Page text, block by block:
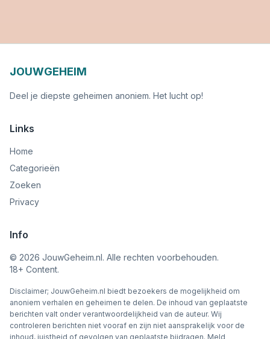
JOUWGEHEIM
Deel je diepste geheimen anoniem. Het lucht op!
Links
Home
Categorieën
Zoeken
Privacy
Info
© 2026 JouwGeheim.nl. Alle rechten voorbehouden.
18+ Content.
Disclaimer; JouwGeheim.nl biedt bezoekers de mogelijkheid om
anoniem verhalen en geheimen te delen. De inhoud van geplaatste
berichten valt onder verantwoordelijkheid van de auteur. Wij
controleren berichten niet vooraf en zijn niet aansprakelijk voor de
inhoud, juistheid of gevolgen van geplaatste bijdragen. Meld